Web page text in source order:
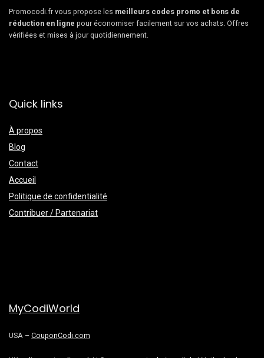
Promocodi.fr vous propose les meilleurs codes promo et bons de
réduction en ligne pour économiser facilement sur vos achats. Offres
vérifiées et mises à jour quotidiennement.
Quick links
À propos
Blog
Contact
Accueil
Politique de confidentialité
Contribuer / Partenariat
MyCodiWorld
USA – CouponCodi.com